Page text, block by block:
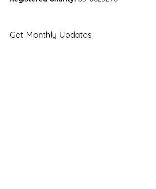
Get Monthly Updates